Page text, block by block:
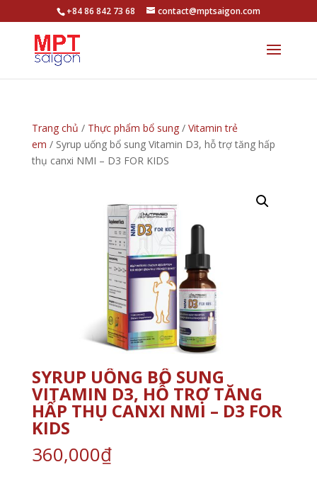
+84 86 842 73 68 contact@mptsaigon.com
Trang chủ / Thực phẩm bổ sung/ Vitamin trẻ
em / Syrup uống bổ sung Vitamin D3, hỗ trợ tăng hấp
thụ canxi NMI – D3 FOR KIDS
SYRUP UỐNG BỔ SUNG
VITAMIN D3, HỖ TRỢ TĂNG
HẤP THỤ CANXI NMI – D3 FOR
KIDS
360,000₫